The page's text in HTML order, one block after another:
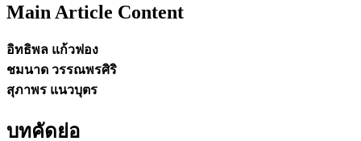
Main Article Content
อิทธิพล แก้วฟอง
ชมนาด วรรณพรศิริ
สุภาพร แนวบุตร
บทคัดย่อ